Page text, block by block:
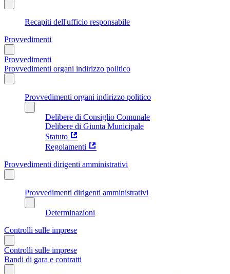
Recapiti dell'ufficio responsabile
Provvedimenti
Provvedimenti
Provvedimenti organi indirizzo politico
Provvedimenti organi indirizzo politico
Delibere di Consiglio Comunale
Delibere di Giunta Municipale
Statuto
Regolamenti
Provvedimenti dirigenti amministrativi
Provvedimenti dirigenti amministrativi
Determinazioni
Controlli sulle imprese
Controlli sulle imprese
Bandi di gara e contratti